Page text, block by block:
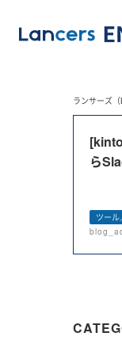
ランサーズ
ら
ツール